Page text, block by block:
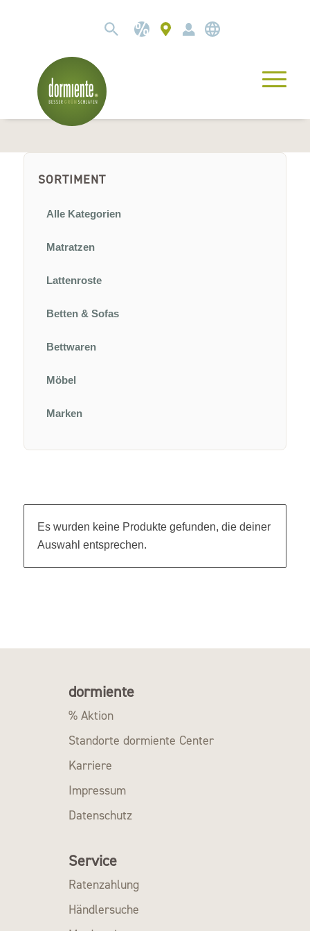
SORTIMENT
Alle Kategorien
Matratzen
Lattenroste
Betten & Sofas
Bettwaren
Möbel
Marken
Es wurden keine Produkte gefunden, die deiner
Auswahl entsprechen.
dormiente
% Aktion
Standorte dormiente Center
Karriere
Impressum
Datenschutz
Service
Ratenzahlung
Händlersuche